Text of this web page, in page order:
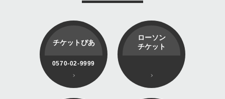
チケットぴあ
0570-02-9999
ローソン
チケット